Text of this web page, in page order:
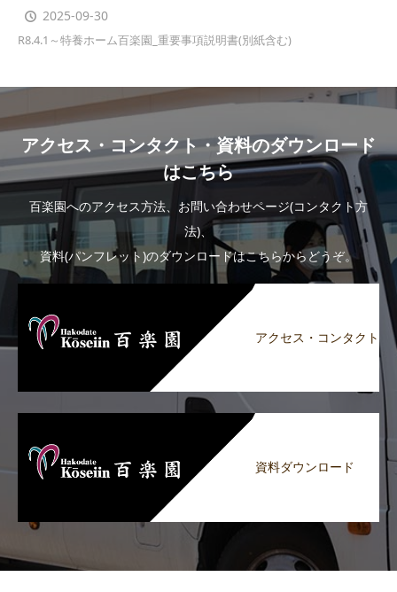
2025-09-30
R8.4.1～特養ホーム百楽園_重要事項説明書(別紙含む)
アクセス・コンタクト・資料のダウンロード
はこちら
百楽園へのアクセス方法、お問い合わせページ(コンタクト方
法)、
資料(パンフレット)のダウンロードはこちらからどうぞ。
アクセス・コンタクト
資料ダウンロード